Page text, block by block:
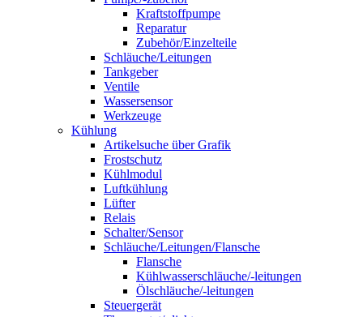
Kraftstoffpumpe
Reparatur
Zubehör/Einzelteile
Schläuche/Leitungen
Tankgeber
Ventile
Wassersensor
Werkzeuge
Kühlung
Artikelsuche über Grafik
Frostschutz
Kühlmodul
Luftkühlung
Lüfter
Relais
Schalter/Sensor
Schläuche/Leitungen/Flansche
Flansche
Kühlwasserschläuche/-leitungen
Ölschläuche/-leitungen
Steuergerät